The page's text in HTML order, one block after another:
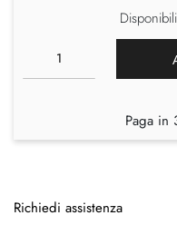
Paga in
Richiedi assistenza